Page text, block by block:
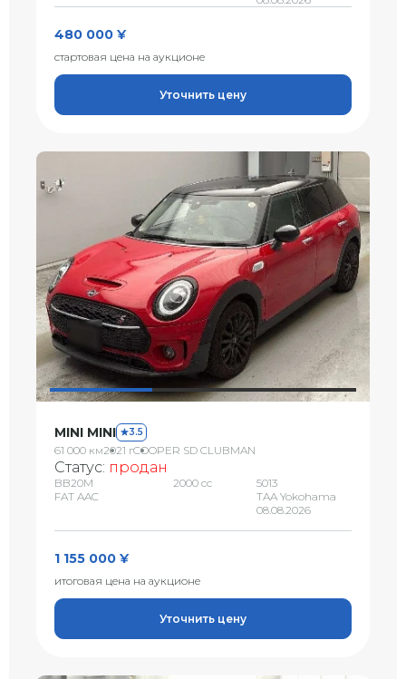
480 000 ¥
стартовая цена на аукционе
Уточнить цену
MINI MINI 3.5
61 000 км2021 гCOOPER SD CLUBMAN
Статус: продан
BB20M
FAT AAC
2000 сс
5013
TAA Yokohama
08.08.2026
1 155 000 ¥
итоговая цена на аукционе
Уточнить цену